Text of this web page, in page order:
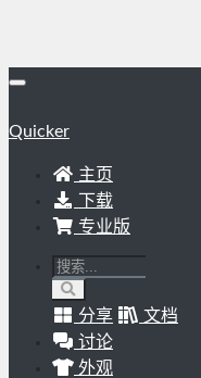
Quicker
主页
下载
专业版
分享
文档
讨论
外观